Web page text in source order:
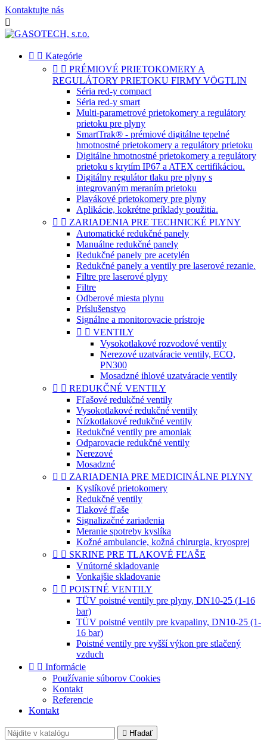
Kontaktujte nás

  Kategórie
  PRÉMIOVÉ PRIETOKOMERY A
REGULÁTORY PRIETOKU FIRMY VÖGTLIN
Séria red-y compact
Séria red-y smart
Multi-parametrové prietokomery a regulátory
prietoku pre plyny
SmartTrak® - prémiové digitálne tepelné
hmotnostné prietokomery a regulátory prietoku
Digitálne hmotnostné prietokomery a regulátory
prietoku s krytím IP67 a ATEX certifikáciou.
Digitálny regulátor tlaku pre plyny s
integrovaným meraním prietoku
Plavákové prietokomery pre plyny
Aplikácie, kokrétne príklady použitia.
  ZARIADENIA PRE TECHNICKÉ PLYNY
Automatické redukčné panely
Manuálne redukčné panely
Redukčné panely pre acetylén
Redukčné panely a ventily pre laserové rezanie.
Filtre pre laserové plyny
Filtre
Odberové miesta plynu
Príslušenstvo
Signálne a monitorovacie prístroje
  VENTILY
Vysokotlakové rozvodové ventily
Nerezové uzatváracie ventily, ECO,
PN300
Mosadzné ihlové uzatváracie ventily
  REDUKČNÉ VENTILY
Fľašové redukčné ventily
Vysokotlakové redukčné ventily
Nízkotlakové redukčné ventily
Redukčné ventily pre amoniak
Odparovacie redukčné ventily
Nerezové
Mosadzné
  ZARIADENIA PRE MEDICINÁLNE PLYNY
Kyslíkové prietokomery
Redukčné ventily
Tlakové fľaše
Signalizačné zariadenia
Meranie spotreby kyslíka
Kožné ambulancie, kožná chirurgia, kryosprej
  SKRINE PRE TLAKOVÉ FĽAŠE
Vnútorné skladovanie
Vonkajšie skladovanie
  POISTNÉ VENTILY
TÜV poistné ventily pre plyny, DN10-25 (1-16
bar)
TÜV poistné ventily pre kvapaliny, DN10-25 (1-
16 bar)
Poistné ventily pre vyšší výkon pre stlačený
vzduch
  Informácie
Používanie súborov Cookies
Kontakt
Referencie
Kontakt
 Hľadať